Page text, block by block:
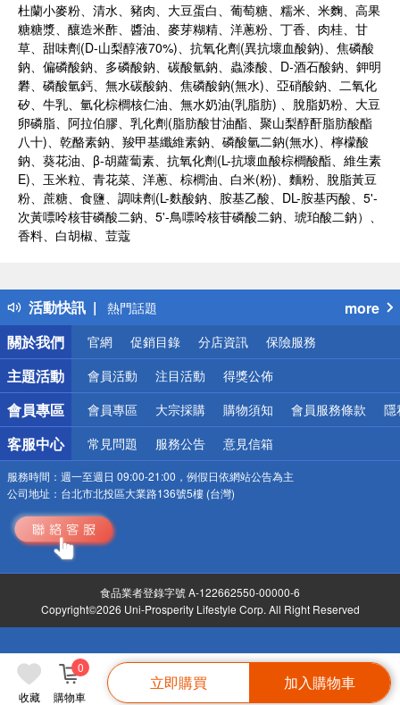
收藏 購物車
0
立即購買 加入購物車
杜蘭小麥粉、清水、豬肉、大豆蛋白、葡萄糖、糯米、米麴、高果
糖糖漿、釀造米酢、醬油、麥芽糊精、洋蔥粉、丁香、肉桂、甘
草、甜味劑(D-山梨醇液70%)、抗氧化劑(異抗壞血酸鈉)、焦磷酸
鈉、偏磷酸鈉、多磷酸鈉、碳酸氫鈉、蟲漆酸、D-酒石酸鈉、鉀明
礬、磷酸氫鈣、無水碳酸鈉、焦磷酸鈉(無水)、亞硝酸鈉、二氧化
矽、牛乳、氫化棕櫚核仁油、無水奶油(乳脂肪) 、脫脂奶粉、大豆
卵磷脂、阿拉伯膠、乳化劑(脂肪酸甘油酯、聚山梨醇酐脂肪酸酯
八十)、乾酪素鈉、羧甲基纖維素鈉、磷酸氫二鈉(無水)、檸檬酸
鈉、葵花油、β-胡蘿蔔素、抗氧化劑(L-抗壞血酸棕櫚酸酯、維生素
E)、玉米粒、青花菜、洋蔥、棕櫚油、白米(粉)、麵粉、脫脂黃豆
粉、蔗糖、食鹽、調味劑(L-麩酸鈉、胺基乙酸、DL-胺基丙酸、5'-
次黃嘌呤核苷磷酸二鈉、5'-鳥嘌呤核苷磷酸二鈉、琥珀酸二鈉）、
香料、白胡椒、荳蔻
活動快訊
得獎公告
熱門話題
銀行優惠
偏遠地區配送
詐騙網頁！請小心！
more
關於我們
官網 促銷目錄 分店資訊 保險服務
主題活動 會員活動 注目活動 得獎公佈
會員專區 會員專區 大宗採購 購物須知 會員服務條款 隱
客服中心 常見問題 服務公告 意見信箱
服務時間： 週一至週日 09:00-21:00，例假日依網站公告為主
公司地址： 台北市北投區大業路136號5樓 (台灣)
食品業者登錄字號 A-122662550-00000-6
Copyright©2026 Uni-Prosperity Lifestyle Corp. All Right Reserved